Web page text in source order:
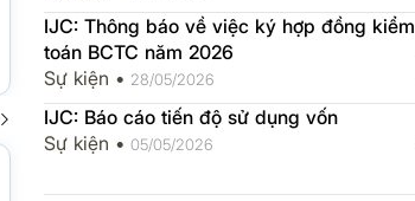
IJC: Thông báo về việc ký hợp đồng kiểm
toán BCTC năm 2026
Sự kiện • 28/05/2026
IJC: Báo cáo tiến độ sử dụng vốn
Sự kiện • 05/05/2026